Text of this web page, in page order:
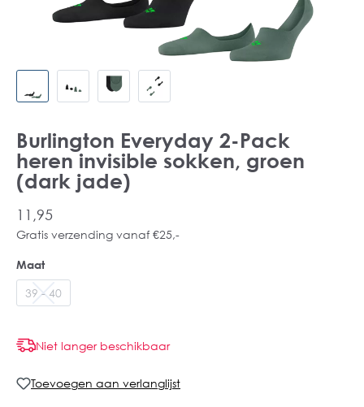
Burlington Everyday 2-Pack
heren invisible sokken, groen
(dark jade)
11,95
Gratis verzending vanaf €25,-
Maat
39 - 40
Niet langer beschikbaar
Toevoegen aan verlanglijst